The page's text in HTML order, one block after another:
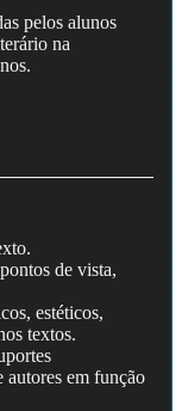
pelos alunos
na
de vista,
estéticos,
textos.
em função